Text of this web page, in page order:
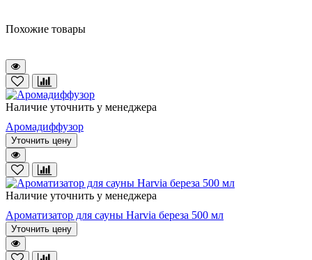
Похожие товары
Наличие уточнить у менеджера
Аромадиффузор
Уточнить цену
Наличие уточнить у менеджера
Ароматизатор для сауны Harvia береза 500 мл
Уточнить цену